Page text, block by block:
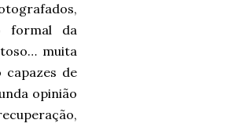
formal da
muita
capazes de
opinião